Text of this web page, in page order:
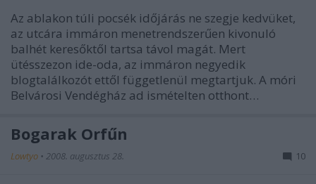
Az ablakon túli pocsék időjárás ne szegje kedvüket,
az utcára immáron menetrendszerűen kivonuló
balhét keresőktől tartsa távol magát. Mert
ütésszezon ide-oda, az immáron negyedik
blogtalálkozót ettől függetlenül megtartjuk. A móri
Belvárosi Vendégház ad ismételten otthont…
Bogarak Orfűn
Lowtyo • 2008. augusztus 28. 10